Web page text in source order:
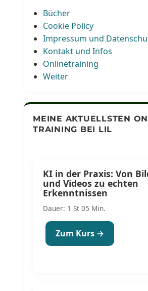
Bücher
Cookie Policy
Impressum und
Kontakt und Infos
Onlinetraining
Weiter
MEINE AKTUELLSTEN
TRAINING BEI LIL
KI in der Praxis: Von
und Videos zu echten
Erkenntnissen
Dauer: 1 St 05 Min.
Zum Kurs →